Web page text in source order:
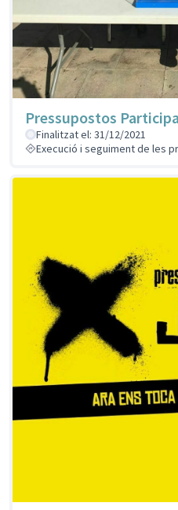
Pressupostos
Finalitzat el: 31/12/2021
Execució i seguiment de les